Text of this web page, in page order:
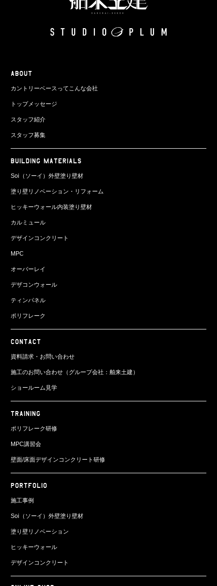
ABOUT
カントリーベースってこんな会社
トップメッセージ
スタッフ紹介
スタッフ募集
BUILDING MATERIALS
Soi（ソーイ）外壁塗り壁材
塗り壁リノベーション・リフォーム
ヒッキーウォール内装塗り壁材
カルミュール
デザインコンクリート
MPC
オーバーレイ
デザコンウォール
ティンパネル
ポリフレーク
CONTACT
資料請求・お問い合わせ
施工のお問い合わせ（グループ会社：舶来土建）
ショールーム見学
TRAINING
ポリフレーク研修
MPC講習会
壁面/床面デザインコンクリート研修
PORTFOLIO
施工事例
Soi（ソーイ）外壁塗り壁材
塗り壁リノベーション
ヒッキーウォール
デザインコンクリート